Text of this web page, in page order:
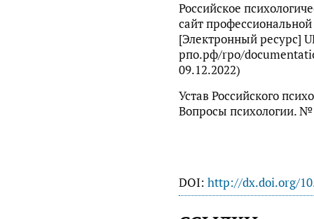
Российское
сайт
[Электронный ресурс]
рпо.рф/rpo/
09.12.2022)
Устав Российского
Вопросы психологии. №
DOI: http://dx.doi.org/